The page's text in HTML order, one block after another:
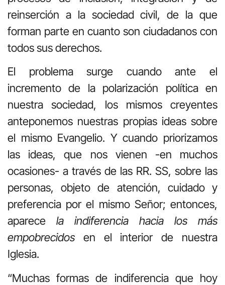
reinserción a la sociedad civil, de la que
forman parte en cuanto son ciudadanos con
todos sus derechos.
El problema surge cuando ante el
incremento de la polarización política en
nuestra sociedad, los mismos creyentes
anteponemos nuestras propias ideas sobre
el mismo Evangelio. Y cuando priorizamos
las ideas, que nos vienen -en muchos
ocasiones- a través de las RR. SS, sobre las
personas, objeto de atención, cuidado y
preferencia por el mismo Señor; entonces,
aparece la indiferencia hacia los más
empobrecidos en el interior de nuestra
Iglesia.
“Muchas formas de indiferencia que hoy